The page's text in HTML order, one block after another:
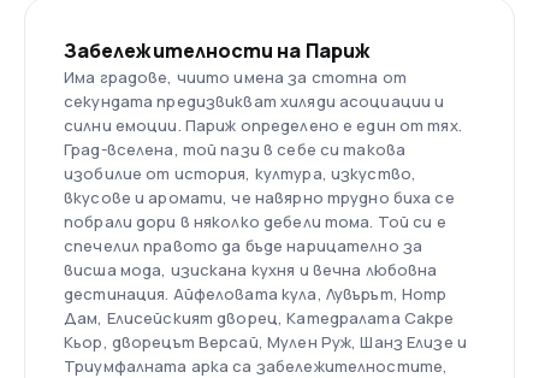
Забележителности на Париж
Има градове, чиито имена за стотна от
секундата предизвикват хиляди асоциации и
силни емоции. Париж определено е един от тях.
Град-вселена, той пази в себе си такова
изобилие от история, култура, изкуство,
вкусове и аромати, че навярно трудно биха се
побрали дори в няколко дебели тома. Той си е
спечелил правото да бъде нарицателно за
висша мода, изискана кухня и вечна любовна
дестинация. Айфеловата кула, Лувърът, Нотр
Дам, Елисейският дворец, Катедралата Сакре
Кьор, дворецът Версай, Мулен Руж, Шанз Елизе и
Триумфалната арка са забележителностите,